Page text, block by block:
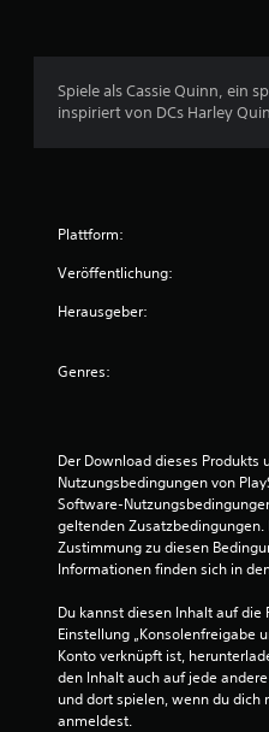
Spiele als Cassie Quinn, ein
inspiriert von DCs Harley
Plattform:
Veröffentlichung:
Herausgeber:
Genres:
Der Download dieses Produkts
Nutzungsbedingungen von
Software-
geltenden
Zustimmung zu diesen
Informationen finden sich in
Du kannst diesen Inhalt auf die
Einstellung „Konsolenfreigabe
Konto verknüpft ist,
den Inhalt auch auf jede
und dort spielen, wenn du dich
anmeldest.